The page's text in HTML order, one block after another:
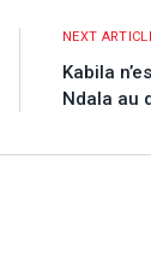
NEXT
Kabila
Ndala au